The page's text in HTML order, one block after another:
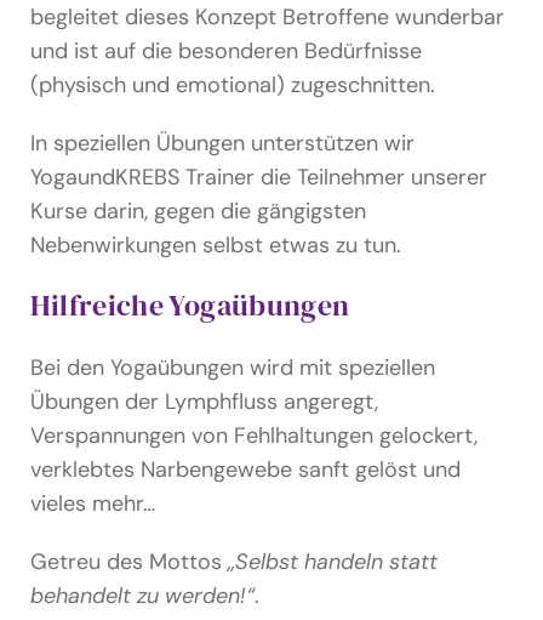
begleitet dieses Konzept Betroffene wunderbar
und ist auf die besonderen Bedürfnisse
(physisch und emotional) zugeschnitten.
In speziellen Übungen unterstützen wir
YogaundKREBS Trainer die Teilnehmer unserer
Kurse darin, gegen die gängigsten
Nebenwirkungen selbst etwas zu tun.
Hilfreiche Yogaübungen
Bei den Yogaübungen wird mit speziellen
Übungen der Lymphfluss angeregt,
Verspannungen von Fehlhaltungen gelockert,
verklebtes Narbengewebe sanft gelöst und
vieles mehr…
Getreu des Mottos„Selbst handeln statt
behandelt zu werden!“.